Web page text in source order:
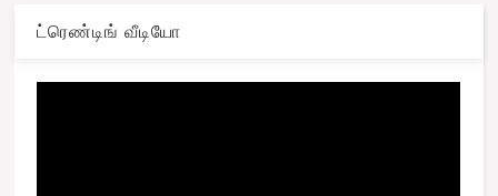
ட்ரெண்டிங் வீடியோ